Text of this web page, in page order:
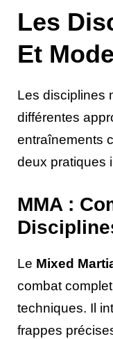
Les
Et
Les disciplines
différentes
entraînements
deux pratiques
MMA :
Le Mixed
combat
techniques. Il
frappes